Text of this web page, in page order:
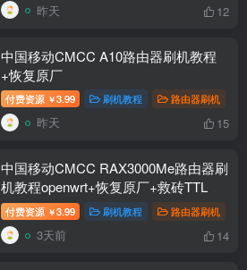
昨天 12
中国移动CMCC A10路由器刷机教程
+恢复原厂
付费资源 ￥3.99 刷机教程 路由器刷机
昨天 15
中国移动CMCC RAX3000Me路由器刷
机教程openwrt+恢复原厂+救砖TTL
付费资源 ￥3.99 刷机教程 路由器刷机
3天前 14